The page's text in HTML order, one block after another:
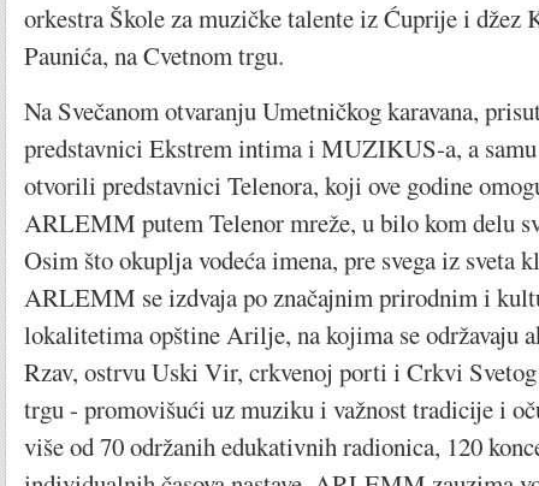
orkestra Škole za muzičke talente iz Ćuprije i džez
Paunića, na Cvetnom trgu.
Na Svečanom otvaranju Umetničkog karavana,
predstavnici Ekstrem intima i MUZIKUS-a, a samu
otvorili predstavnici Telenora, koji ove godine
ARLEMM putem Telenor mreže, u bilo kom delu
Osim što okuplja vodeća imena, pre svega iz sveta
ARLEMM se izdvaja po značajnim prirodnim i
lokalitetima opštine Arilje, na kojima se održavaju
Rzav, ostrvu Uski Vir, crkvenoj porti i Crkvi
trgu - promovišući uz muziku i važnost tradicije i
više od 70 održanih edukativnih radionica, 120